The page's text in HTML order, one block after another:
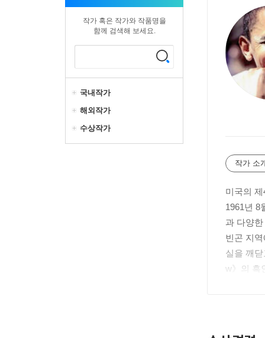
작가 혹은 작가와 작품명을
함께 검색해 보세요.
국내작가
해외작가
수상작가
작가 소
미국의
1961년 8
과 다양
빈곤 지
실을 깨
w》의 흑